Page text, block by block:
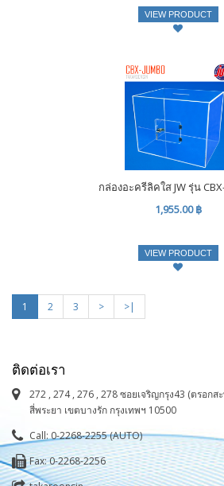
VIEW PRODUCT
กล่องอะครีลิคใส JW รุ่น
1,955.00 ฿
VIEW PRODUCT
1 2 3 > >|
ติดต่อเรา
272 , 274 , 276 , 278 ซอยเจริญกรุง43 (ตรอก
สี่พระยา เขตบางรัก กรุงเทพฯ 10500
Call: 0-2268-2255 (AUTO)
Fax: 0-2268-2256